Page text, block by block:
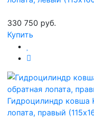
330 750 руб.
Купить
Гидроцилиндр ковша
лопата, правый